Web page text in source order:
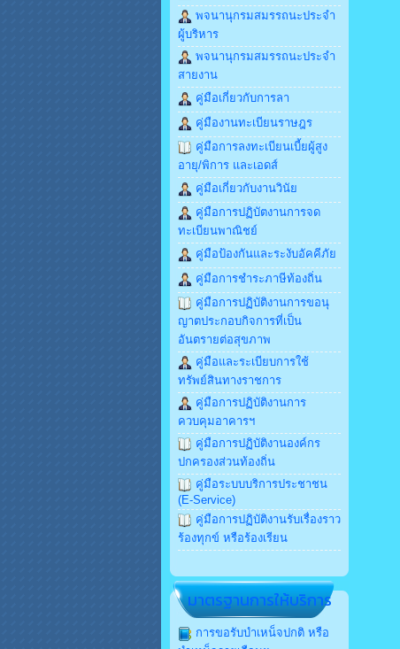
พจนานุกรมสมรรถนะประจำ
ผู้บริหาร
พจนานุกรมสมรรถนะประจำ
สายงาน
คู่มือเกี่ยวกับการลา
คู่มืองานทะเบียนราษฎร
คู่มือการลงทะเบียนเบี้ยผู้สูง
อายุ/พิการ และเอดส์
คู่มือเกี่ยวกับงานวินัย
คู่มือการปฏิบัตงานการจด
ทะเบียนพาณิชย์
คู่มือป้องกันและระงับอัคคีภัย
คู่มือการชำระภาษีท้องถิ่น
คู่มือการปฏิบัติงานการขอนุ
ญาตประกอบกิจการที่เป็น
อันตรายต่อสุขภาพ
คู่มือและระเบียบการใช้
ทรัพย์สินทางราชการ
คู่มือการปฏิบัติงานการ
ควบคุมอาคารฯ
คู่มือการปฏิบัติงานองค์กร
ปกครองส่วนท้องถิ่น
คู่มือระบบบริการประชาชน
(E-Service)
คู่มือการปฏิบัติงานรับเรื่องราว
ร้องทุกข์ หรือร้องเรียน
มาตรฐานการให้บริการ
การขอรับบำเหน็จปกติ หรือ